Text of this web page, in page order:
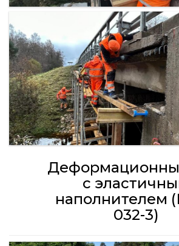
с
наполнителем
032-3)